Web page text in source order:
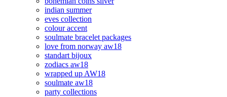
indian summer
eves collection
colour accent
soulmate bracelet packages
love from norway aw18
standart bijoux
zodiacs aw18
wrapped up AW18
soulmate aw18
party collections